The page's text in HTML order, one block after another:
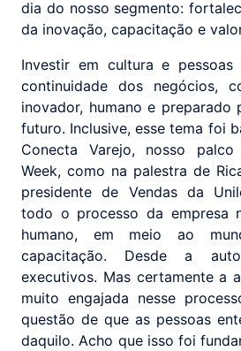
dia do nosso segmento:
da inovação, capacitação e
Investir em cultura e
continuidade dos negócios,
inovador, humano e preparado
futuro. Inclusive, esse tema foi
Conecta Varejo, nosso
Week, como na palestra de
presidente de Vendas da
todo o processo da empresa
humano, em meio ao
capacitação. Desde a
executivos. Mas certamente a
muito engajada nesse
questão de que as pessoas
daquilo. Acho que isso foi